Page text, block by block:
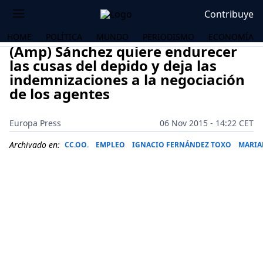
Contribuye
HOME POLÍTICA MUNDO PERIODISMO ECONOMÍA
(Amp) Sánchez quiere endurecer
las cusas del depido y deja las
indemnizaciones a la negociación
de los agentes
Europa Press
06 Nov 2015 - 14:22 CET
Archivado en: CC.OO. EMPLEO IGNACIO FERNÁNDEZ TOXO